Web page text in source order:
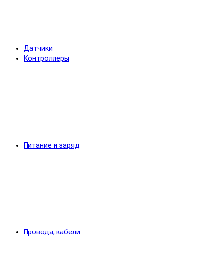
Датчики
Контроллеры
Питание и заряд
Провода, кабели